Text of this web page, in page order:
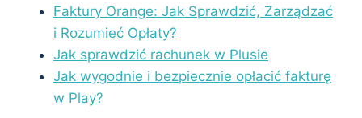
Faktury Orange: Jak Sprawdzić, Zarządzać
i Rozumieć Opłaty?
Jak sprawdzić rachunek w Plusie
Jak wygodnie i bezpiecznie opłacić fakturę
w Play?